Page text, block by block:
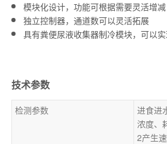
模块化设计，功能可根据需要灵活增减
独立控制器，通道数可以灵活拓展
具有粪便尿液收集器制冷模块，可以
技术参数
检测参数 进食进
浓度、
2产生